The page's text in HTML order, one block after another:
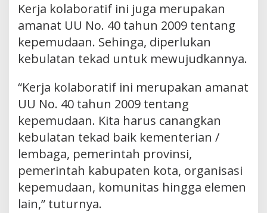
Kerja kolaboratif ini juga merupakan
amanat UU No. 40 tahun 2009 tentang
kepemudaan. Sehinga, diperlukan
kebulatan tekad untuk mewujudkannya.
“Kerja kolaboratif ini merupakan amanat
UU No. 40 tahun 2009 tentang
kepemudaan. Kita harus canangkan
kebulatan tekad baik kementerian /
lembaga, pemerintah provinsi,
pemerintah kabupaten kota, organisasi
kepemudaan, komunitas hingga elemen
lain,” tuturnya.